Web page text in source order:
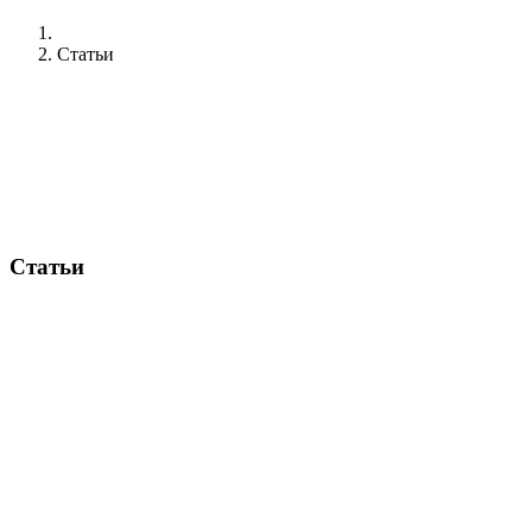
Статьи
Статьи